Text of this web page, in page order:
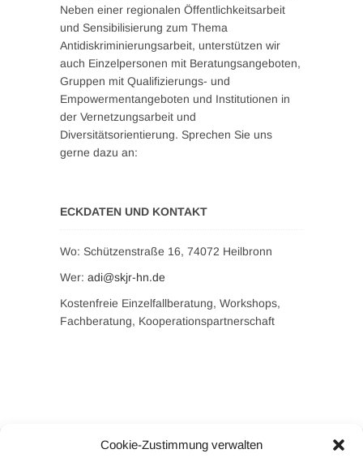
Cookie-Zustimmung verwalten
Neben einer regionalen Öffentlichkeitsarbeit
und Sensibilisierung zum Thema
Antidiskriminierungsarbeit, unterstützen wir
auch Einzelpersonen mit Beratungsangeboten,
Gruppen mit Qualifizierungs- und
Empowermentangeboten und Institutionen in
der Vernetzungsarbeit und
Diversitätsorientierung. Sprechen Sie uns
gerne dazu an:
ECKDATEN UND KONTAKT
Wo: Schützenstraße 16, 74072 Heilbronn
Wer: adi@skjr-hn.de
Kostenfreie Einzelfallberatung, Workshops,
Fachberatung, Kooperationspartnerschaft